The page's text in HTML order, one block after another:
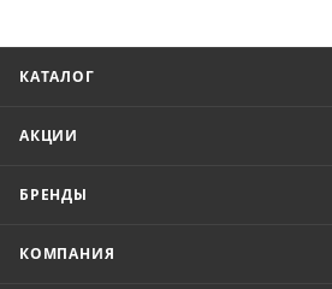
КАТАЛОГ
АКЦИИ
БРЕНДЫ
КОМПАНИЯ